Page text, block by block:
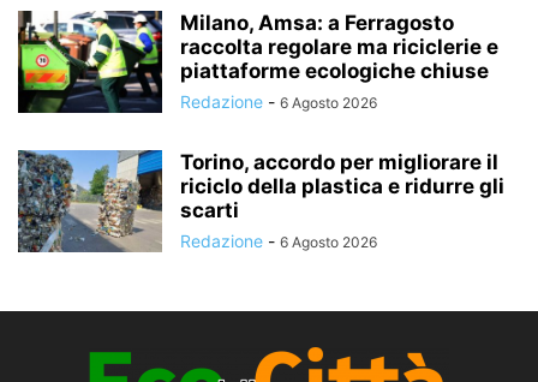
Milano, Amsa: a Ferragosto
raccolta regolare ma riciclerie e
piattaforme ecologiche chiuse
Redazione - 6 Agosto 2026
Torino, accordo per migliorare il
riciclo della plastica e ridurre gli
scarti
Redazione - 6 Agosto 2026